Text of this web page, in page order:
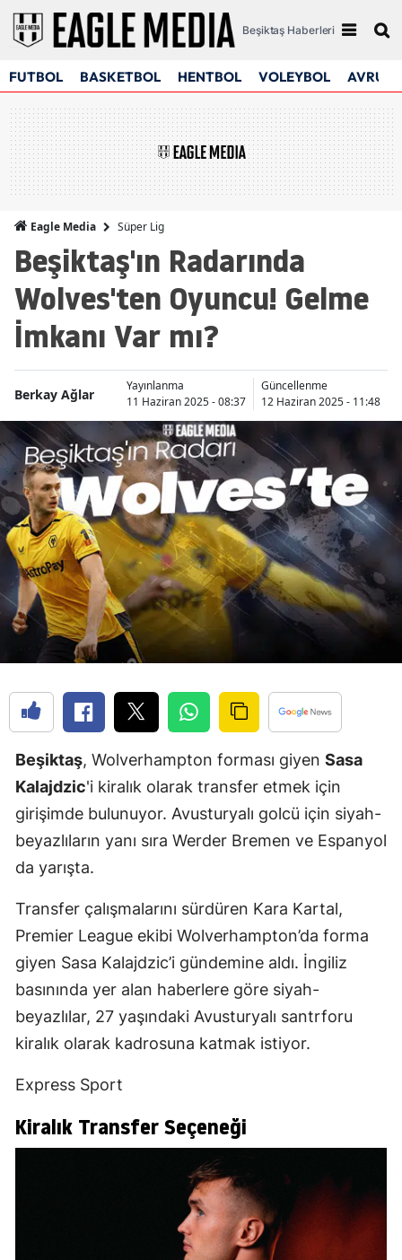
Beşiktaş Haberleri
FUTBOL BASKETBOL HENTBOL VOLEYBOL
Eagle Media Süper Lig
Beşiktaş'ın Radarında
Wolves'ten Oyuncu! Gelme
İmkanı Var mı?
Berkay Ağlar
Yayınlanma
11 Haziran 2025 - 08:37
Güncellenme
12 Haziran 2025 - 11:48
Beşiktaş, Wolverhampton forması giyen Sasa
Kalajdzic'i kiralık olarak transfer etmek için
girişimde bulunuyor. Avusturyalı golcü için siyah-
beyazlıların yanı sıra Werder Bremen ve Espanyol
da yarışta.
Transfer çalışmalarını sürdüren Kara Kartal,
Premier League ekibi Wolverhampton’da forma
giyen Sasa Kalajdzic’i gündemine aldı. İngiliz
basınında yer alan haberlere göre siyah-
beyazlılar, 27 yaşındaki Avusturyalı santrforu
kiralık olarak kadrosuna katmak istiyor.
Express Sport
Kiralık Transfer Seçeneği